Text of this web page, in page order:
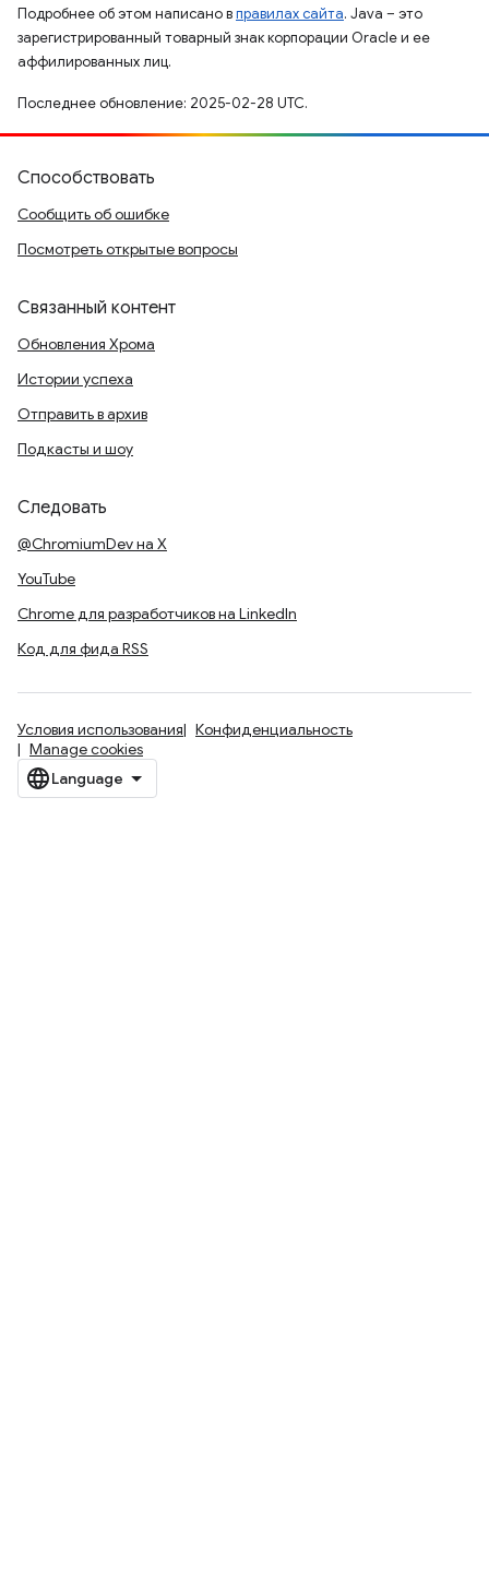
Подробнее об этом написано вправилах сайта. Java – это
зарегистрированный товарный знак корпорации Oracle и ее
аффилированных лиц.
Последнее обновление: 2025-02-28 UTC.
Способствовать
Сообщить об ошибке
Посмотреть открытые вопросы
Связанный контент
Обновления Хрома
Истории успеха
Отправить в архив
Подкасты и шоу
Следовать
@ChromiumDev на X
YouTube
Chrome для разработчиков на LinkedIn
Код для фида RSS
Условия использования
Конфиденциальность
Manage cookies